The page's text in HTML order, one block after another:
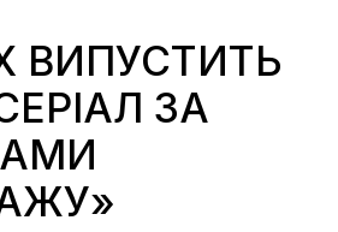
ВИПУСТИТЬ
ЗА